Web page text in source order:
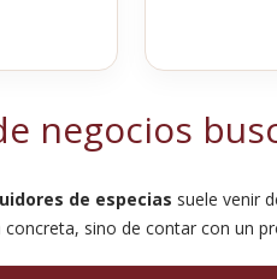
negocios
de especias suele venir
sino de contar con un